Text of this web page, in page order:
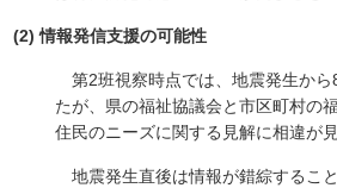
(2) 情報発信支援の可能性
第2班視察時点では、地震発生から
たが、県の福祉協議会と市区町村の
住民のニーズに関する見解に相違が
地震発生直後は情報が錯綜するこ